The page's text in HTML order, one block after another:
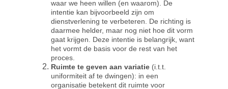
waar we heen willen (en waarom). De
intentie kan bijvoorbeeld zijn om
dienstverlening te verbeteren. De richting is
daarmee helder, maar nog niet hoe dit vorm
gaat krijgen. Deze intentie is belangrijk, want
het vormt de basis voor de rest van het
proces.
Ruimte te geven aan variatie (i.t.t.
uniformiteit af te dwingen): in een
organisatie betekent dit ruimte voor